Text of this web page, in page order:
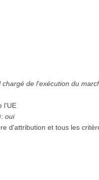
de l'exécution du
l'UE
:oui
d'attribution et tous les